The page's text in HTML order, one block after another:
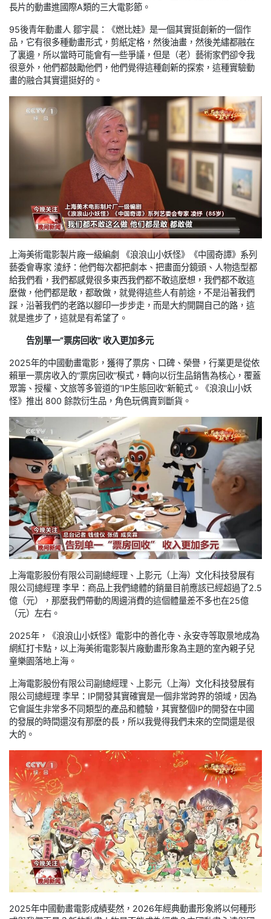
長片的動畫進國際A類的三大電影節。
95後青年動畫人 鄒宇晨：《燃比娃》是一個其實挺創新的一個作
品，它有很多種動畫形式，剪紙定格，然後油畫，然後羌繡都融在
了裏邊，所以當時可能會有一些爭議，但是（老）藝術家們卻令我
很意外，他們都鼓勵他們，他們覺得這種創新的探索，這種實驗動
畫的融合其實還挺好的。
上海美術電影製片廠一級編劇 《浪浪山小妖怪》《中國奇譚》系列
藝委會專家 淩紓：他們每次都把劇本、把畫面分鏡頭、人物造型都
給我們看，我們都感覺很多東西我們都不敢這麼想，我們都不敢這
麼做，他們都是敢，都敢做，就覺得這些人有前途，不是沿著我們
踩，沿著我們的老路以腳印一步步走，而是大約開闢自己的路，這
就是進步了，這就是有希望了。
告別單一“票房回收” 收入更加多元
2025年的中國動畫電影，獲得了票房、口碑、榮譽，行業更是從依
賴單一票房收入的“票房回收”模式，轉向以衍生品銷售為核心，覆蓋
眾籌、授權、文旅等多管道的“IP生態回收”新範式。《浪浪山小妖
怪》推出 800 餘款衍生品，角色玩偶賣到斷貨。
上海電影股份有限公司副總經理、上影元（上海）文化科技發展有
限公司總經理 李早：商品上我們總體的銷量目前應該已經超過了2.5
億（元），那麼我們帶動的周邊消費的這個體量差不多也在25億
（元）左右。
2025年，《浪浪山小妖怪》電影中的善化寺、永安寺等取景地成為
網紅打卡點，以上海美術電影製片廠動畫形象為主題的室內親子兒
童樂園落地上海。
上海電影股份有限公司副總經理、上影元（上海）文化科技發展有
限公司總經理 李早：IP開發其實確實是一個非常跨界的領域，因為
它會誕生非常多不同類型的產品和體驗，其實整個IP的開發在中國
的發展的時間還沒有那麼的長，所以我覺得我們未來的空間還是很
大的。
2025年中國動畫電影成績斐然，2026年經典動畫形象將以何種形